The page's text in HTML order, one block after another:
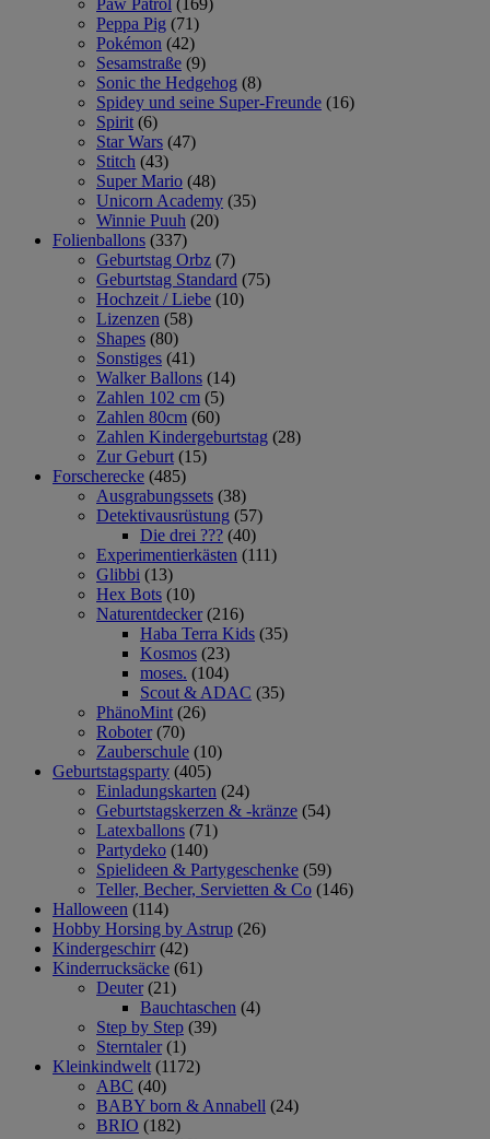
Peppa Pig (71)
Pokémon (42)
Sesamstraße (9)
Sonic the Hedgehog (8)
Spidey und seine Super-Freunde (16)
Spirit (6)
Star Wars (47)
Stitch (43)
Super Mario (48)
Unicorn Academy (35)
Winnie Puuh (20)
Folienballons (337)
Geburtstag Orbz (7)
Geburtstag Standard (75)
Hochzeit / Liebe (10)
Lizenzen (58)
Shapes (80)
Sonstiges (41)
Walker Ballons (14)
Zahlen 102 cm (5)
Zahlen 80cm (60)
Zahlen Kindergeburtstag (28)
Zur Geburt (15)
Forscherecke (485)
Ausgrabungssets (38)
Detektivausrüstung (57)
Die drei ??? (40)
Experimentierkästen (111)
Glibbi (13)
Hex Bots (10)
Naturentdecker (216)
Haba Terra Kids (35)
Kosmos (23)
moses. (104)
Scout & ADAC (35)
PhänoMint (26)
Roboter (70)
Zauberschule (10)
Geburtstagsparty (405)
Einladungskarten (24)
Geburtstagskerzen & -kränze (54)
Latexballons (71)
Partydeko (140)
Spielideen & Partygeschenke (59)
Teller, Becher, Servietten & Co (146)
Halloween (114)
Hobby Horsing by Astrup (26)
Kindergeschirr (42)
Kinderrucksäcke (61)
Deuter (21)
Bauchtaschen (4)
Step by Step (39)
Sterntaler (1)
Kleinkindwelt (1172)
ABC (40)
BABY born & Annabell (24)
BRIO (182)